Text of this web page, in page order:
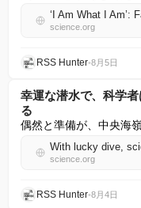
science.org
RSS Hunter•8月5日
幸運な潜水で、科学
る
偶然と準備が、中央海
science.org
RSS Hunter•8月4日